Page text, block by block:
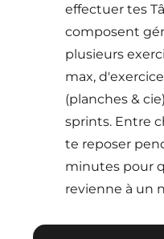
effectuer tes
composent
plusieurs
max,
(planches &
sprints. Entre
te reposer
minutes pour
revienne à un